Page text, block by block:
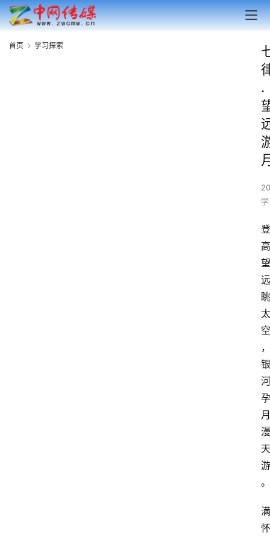
首页 学习探索
.
登
高
望
远
眺
太
空
，
银
河
孕
月
漫
天
游
。
满
怀